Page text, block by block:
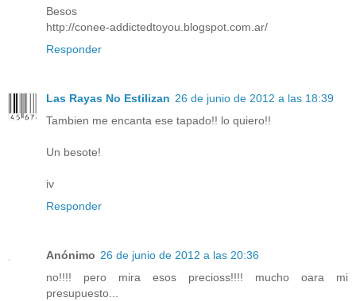
Besos
http://conee-addictedtoyou.blogspot.com.ar/
Responder
Las Rayas No Estilizan 26 de junio de 2012 a las 18:39
Tambien me encanta ese tapado!! lo quiero!!
Un besote!
iv
Responder
Anónimo 26 de junio de 2012 a las 20:36
no!!!! pero mira esos precioss!!!! mucho oara mi
presupuesto...